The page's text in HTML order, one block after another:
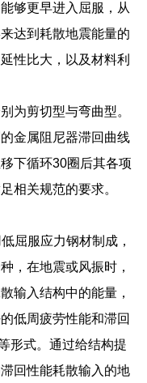
够更早进入屈服，从
达到耗散地震能量的
性比大，以及材料利
为剪切型与弯曲型。
金属阻尼器滞回曲线
下循环30圈后其各项
相关规范的要求。
屈服应力钢材制成，
，在地震或风振时，
输入结构中的能量，
低周疲劳性能和滞回
形式。通过给结构提
回性能耗散输入的地